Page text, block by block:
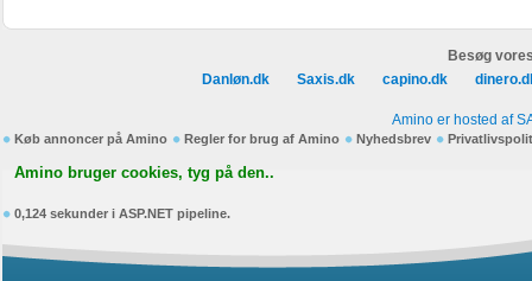
Besøg
Danløn.dk
Saxis.dk capino.dk
Amino er hosted af
Køb annoncer på Amino Regler for brug af Amino Nyhedsbrev
Amino bruger cookies, tyg på den..
0,124 sekunder i ASP.NET pipeline.